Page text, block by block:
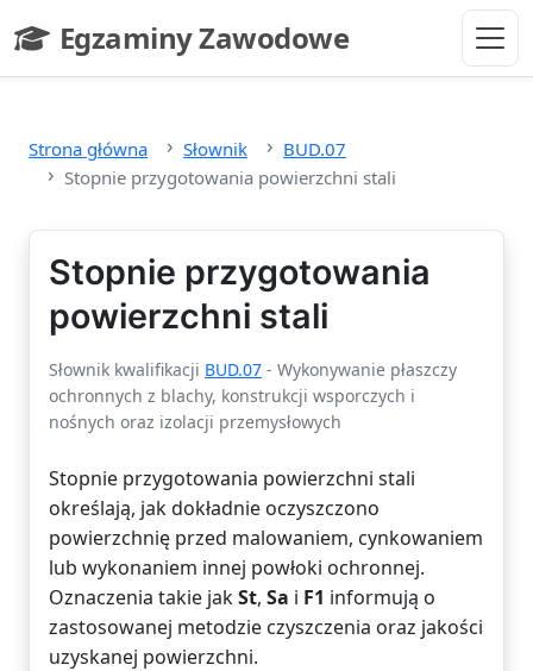
Egzaminy Zawodowe
- strona główna
Strona główna Słownik
BUD.07
Stopnie przygotowania powierzchni stali
Stopnie przygotowania
powierzchni stali
Słownik kwalifikacji BUD.07 - Wykonywanie płaszczy
ochronnych z blachy, konstrukcji wsporczych i
nośnych oraz izolacji przemysłowych
Stopnie przygotowania powierzchni stali
określają, jak dokładnie oczyszczono
powierzchnię przed malowaniem, cynkowaniem
lub wykonaniem innej powłoki ochronnej.
Oznaczenia takie jakSt, Sa i F1 informują o
zastosowanej metodzie czyszczenia oraz jakości
uzyskanej powierzchni.